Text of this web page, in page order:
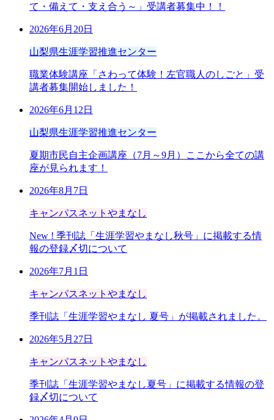
て・備えて・支え合う～」受講者募集中！！
2026年6月20日
山梨県生涯学習推進センター
職業体験講座「さわって体験！左官職人のしごと」受
講者募集開始しました！
2026年6月12日
山梨県生涯学習推進センター
夏期市民自主企画講座（7月～9月）ここから全ての講
座が見られます！
2026年8月7日
キャンパスネットやまなし
New ! 季刊誌「生涯学習やまなし秋号」に掲載する情
報の登録〆切について
2026年7月1日
キャンパスネットやまなし
季刊誌「生涯学習やまなし 夏号」が掲載されました。
2026年5月27日
キャンパスネットやまなし
季刊誌「生涯学習やまなし夏号」に掲載する情報の登
録〆切について